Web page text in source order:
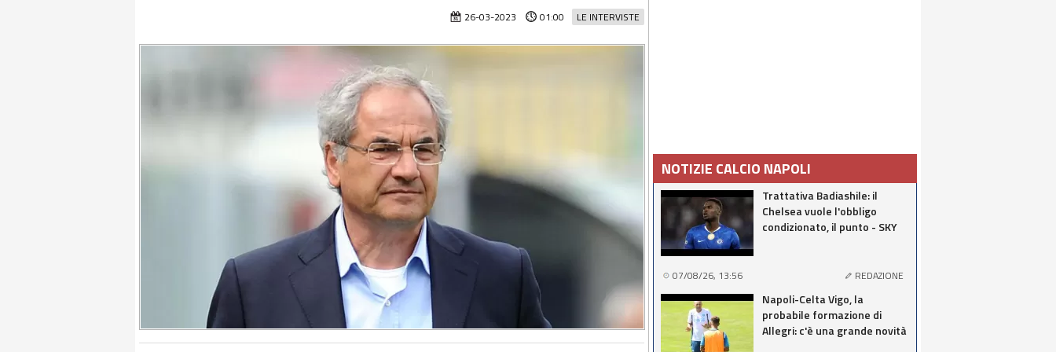
LE INTERVISTE
26-03-2023 01:00
NOTIZIE CALCIO NAPOLI
Trattativa Badiashile: il
Chelsea vuole l'obbligo
condizionato, il punto - SKY
07/08/26, 13:56 REDAZIONE
Napoli-Celta Vigo, la
probabile formazione di
Allegri: c'è una grande novità